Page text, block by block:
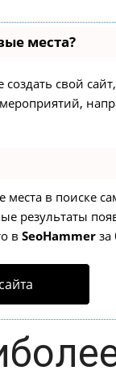
места?
свой
места в поиске
результаты
в SeoHammer за